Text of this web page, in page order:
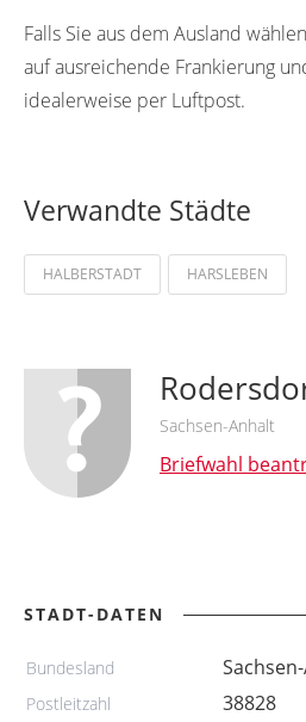
Falls Sie aus dem Ausland
auf ausreichende Frankierung
idealerweise per Luftpost.
Verwandte Städte
HALBERSTADT HARSLEBEN
Sachsen-Anhalt
Briefwahl
STADT-DATEN
Bundesland
Postleitzahl 38828